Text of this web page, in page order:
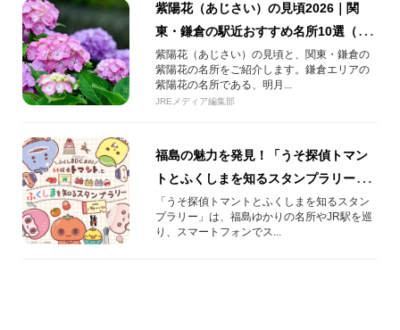
紫陽花（あじさい）の見頃2026｜関
東・鎌倉の駅近おすすめ名所10選（明
月院・長谷寺ほか）
紫陽花（あじさい）の見頃と、関東・鎌倉の
紫陽花の名所をご紹介します。鎌倉エリアの
紫陽花の名所である、明月...
JREメディア編集部
福島の魅力を発見！「うそ探偵トマン
トとふくしまを知るスタンプラリー」
開催中！
「うそ探偵トマントとふくしまを知るスタン
プラリー」は、福島ゆかりの名所やJR駅を巡
り、スマートフォンでス...